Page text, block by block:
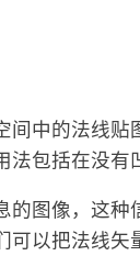
间中的法线
包括在没有
的图像，这
以把法线矢